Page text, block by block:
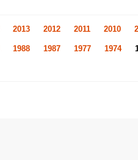
2013 2012 2011 2010
1988 1987 1977 1974